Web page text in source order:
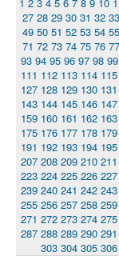
27 28 29 30 31 32 33
49 50 51 52 53 54 55
71 72 73 74 75 76 77
93 94 95 96 97 98 99
111 112 113 114 115
127 128 129 130 131
143 144 145 146 147
159 160 161 162 163
175 176 177 178 179
191 192 193 194 195
207 208 209 210 211
223 224 225 226 227
239 240 241 242 243
255 256 257 258 259
271 272 273 274 275
287 288 289 290 291
303 304 305 306